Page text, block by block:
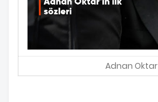
Adnan Oktar